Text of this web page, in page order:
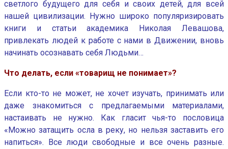
светлого будущего для себя и своих детей, для всей
нашей цивилизации. Нужно широко популяризировать
книги и статьи академика Николая Левашова,
привлекать людей к работе с нами в Движении, вновь
начинать осознавать себя Людьми…
Что делать, если «товарищ не понимает»?
Если кто-то не может, не хочет изучать, принимать или
даже знакомиться с предлагаемыми материалами,
настаивать не нужно. Как гласит чья-то пословица
«Можно затащить осла в реку, но нельзя заставить его
напиться». Все люди свободные и все очень разные.